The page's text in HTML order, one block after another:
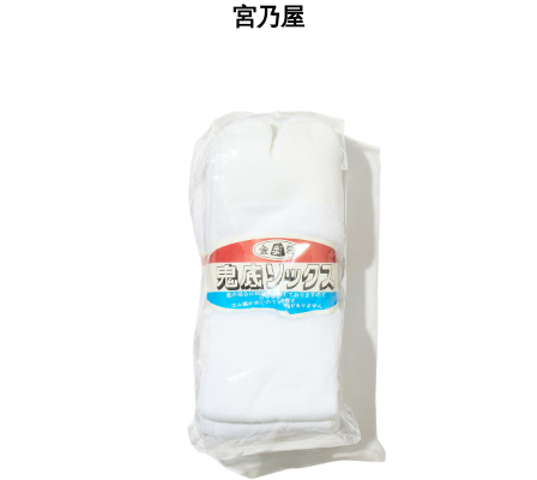
宮乃屋